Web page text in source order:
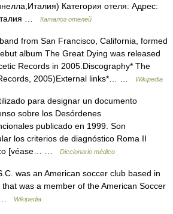
Категория отеля: Адрес:
…
Каталог отелей
from San Francisco, California, formed
album The Great Dying was released
Records in 2005.Discography* The
2005)External links*… …
Wikipedia
para designar un documento
sobre los Desórdenes
publicado en 1999. Son
los criterios de diagnóstico Roma II
[véase… …
Diccionario médico
was an American soccer club based in
was a member of the American Soccer
…
Wikipedia